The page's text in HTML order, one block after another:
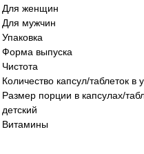
Для женщин
Для мужчин
Упаковка
Форма выпуска
Чистота
Количество капсул/таблеток в
Размер порции в капсулах/
детский
Витамины